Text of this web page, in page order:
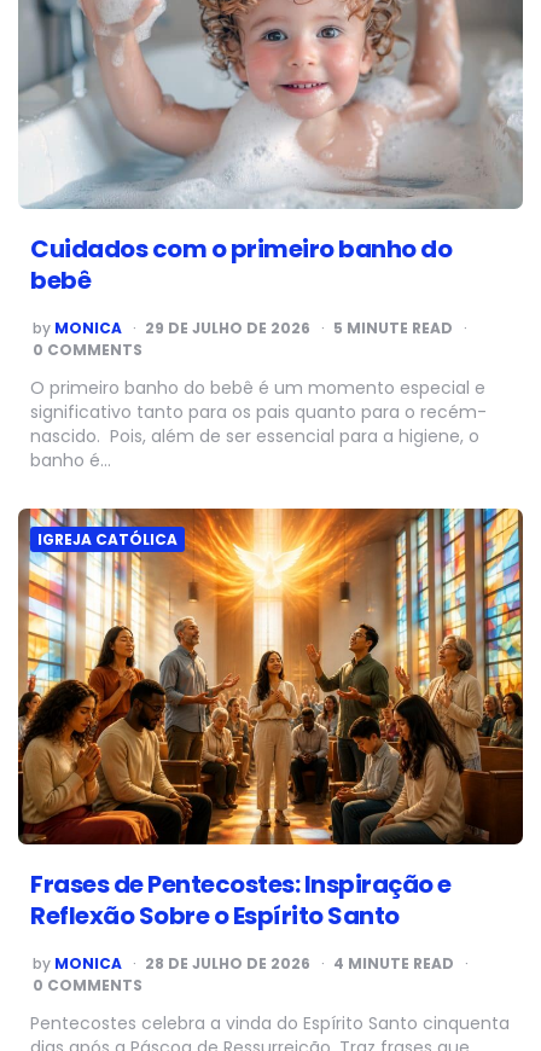
Cuidados com o primeiro banho do
bebê
POSTED
BY
by MONICA 29 DE JULHO DE 2026 5 MINUTE READ
0 COMMENTS
O primeiro banho do bebê é um momento especial e
significativo tanto para os pais quanto para o recém-
nascido. Pois, além de ser essencial para a higiene, o
banho é…
IGREJA CATÓLICA
Frases de Pentecostes: Inspiração e
Reflexão Sobre o Espírito Santo
POSTED
BY
by MONICA 28 DE JULHO DE 2026 4 MINUTE READ
0 COMMENTS
Pentecostes celebra a vinda do Espírito Santo cinquenta